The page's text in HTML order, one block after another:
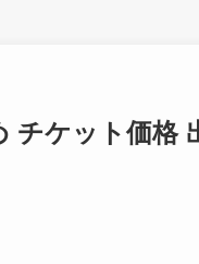
チケット価